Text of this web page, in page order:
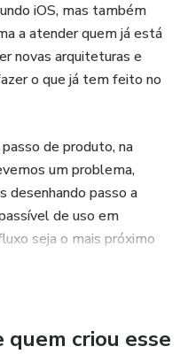
iOS, mas também
a atender quem já está
novas arquiteturas e
o que já tem feito no
de produto, na
um problema,
desenhando passo a
de uso em
seja o mais próximo
mercado.
criou esse